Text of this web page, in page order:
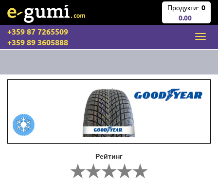
Продукти: 0
0.00
+359 87 7265509
+359 89 3605888
Рейтинг